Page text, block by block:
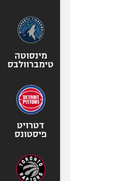
מינסוטה
טימברוולבס
דטרויט
פיסטונס